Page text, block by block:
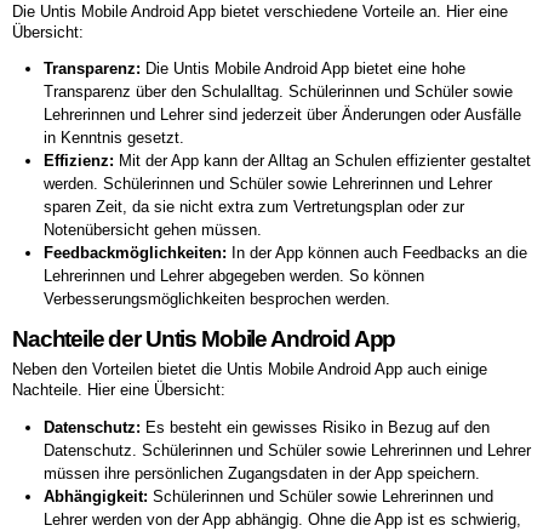
Die Untis Mobile Android App bietet verschiedene Vorteile an. Hier eine
Übersicht:
Transparenz: Die Untis Mobile Android App bietet eine hohe
Transparenz über den Schulalltag. Schülerinnen und Schüler sowie
Lehrerinnen und Lehrer sind jederzeit über Änderungen oder Ausfälle
in Kenntnis gesetzt.
Effizienz: Mit der App kann der Alltag an Schulen effizienter gestaltet
werden. Schülerinnen und Schüler sowie Lehrerinnen und Lehrer
sparen Zeit, da sie nicht extra zum Vertretungsplan oder zur
Notenübersicht gehen müssen.
Feedbackmöglichkeiten: In der App können auch Feedbacks an die
Lehrerinnen und Lehrer abgegeben werden. So können
Verbesserungsmöglichkeiten besprochen werden.
Nachteile der Untis Mobile Android App
Neben den Vorteilen bietet die Untis Mobile Android App auch einige
Nachteile. Hier eine Übersicht:
Datenschutz: Es besteht ein gewisses Risiko in Bezug auf den
Datenschutz. Schülerinnen und Schüler sowie Lehrerinnen und Lehrer
müssen ihre persönlichen Zugangsdaten in der App speichern.
Abhängigkeit: Schülerinnen und Schüler sowie Lehrerinnen und
Lehrer werden von der App abhängig. Ohne die App ist es schwierig,